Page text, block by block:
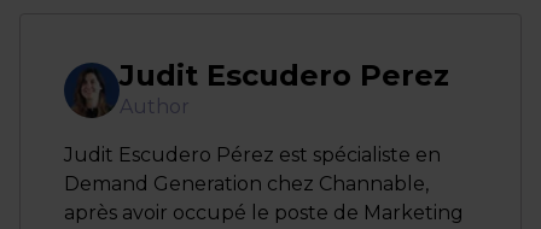
Judit Escudero Perez
Author
Judit Escudero Pérez est spécialiste en
Demand Generation chez Channable,
après avoir occupé le poste de Marketing